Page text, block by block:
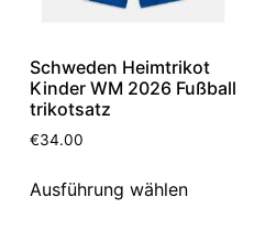
Schweden Heimtrikot
Kinder WM 2026 Fußball
trikotsatz
€34.00
Ausführung wählen